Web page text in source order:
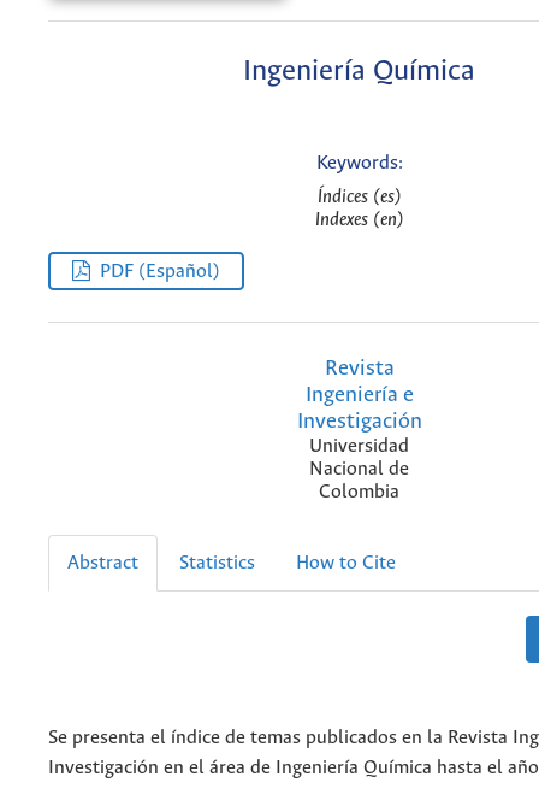
Ingeniería Química
Keywords:
Índices (es)
Indexes (en)
PDF (Español)
Revista
Ingeniería e
Investigación
Universidad
Nacional de
Colombia
Abstract Statistics How to Cite
Se presenta el índice de temas publicados en la Revista
Investigación en el área de Ingeniería Química hasta el